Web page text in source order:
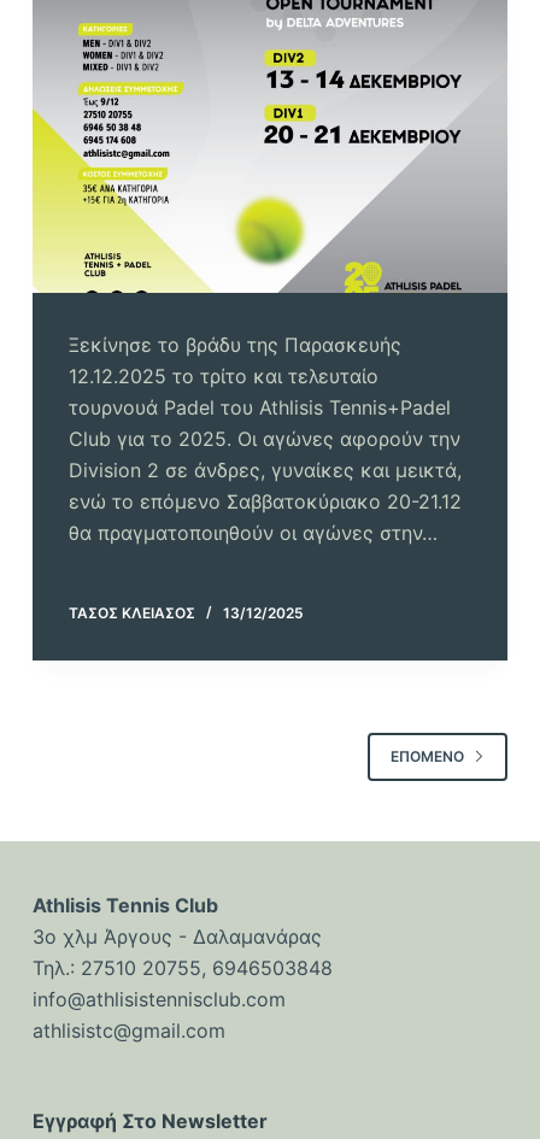
Ξεκίνησε το βράδυ της Παρασκευής
12.12.2025 το τρίτο και τελευταίο
τουρνουά Padel του Athlisis Tennis+Padel
Club για το 2025. Οι αγώνες αφορούν την
Division 2 σε άνδρες, γυναίκες και μεικτά,
ενώ το επόμενο Σαββατοκύριακο 20-21.12
θα πραγματοποιηθούν οι αγώνες στην…
ΤΆΣΟΣ ΚΛΕΙΆΣΟΣ 13/12/2025
ΕΠΌΜΕΝΟ
Athlisis Tennis Club
3ο χλμ Άργους - Δαλαμανάρας
Τηλ.: 27510 20755, 6946503848
info@athlisistennisclub.com
athlisistc@gmail.com
Εγγραφή Στο Newsletter